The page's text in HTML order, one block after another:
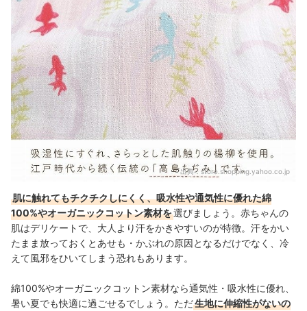
出典： store.shopping.yahoo.co.jp
肌に触れてもチクチクしにくく、吸水性や通気性に優れた綿
100%やオーガニックコットン素材を選びましょう。赤ちゃんの
肌はデリケートで、大人より汗をかきやすいのが特徴。汗をかい
たまま放っておくとあせも・かぶれの原因となるだけでなく、冷
えて風邪をひいてしまう恐れもあります。
綿100%やオーガニックコットン素材なら通気性・吸水性に優れ、
暑い夏でも快適に過ごせるでしょう。ただ生地に伸縮性がないの